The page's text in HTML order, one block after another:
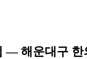
— 해운대구 한